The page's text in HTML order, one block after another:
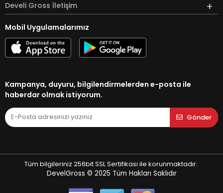
Develi Gross İletişim
Mobil Uygulamalarımız
Kampanya, duyuru, bilgilendirmelerden e-posta ile
haberdar olmak istiyorum.
Gönder
Tüm bilgileriniz 256bit SSL Sertifikası ile korunmaktadır.
DevelGross © 2025 Tüm Hakları Saklıdır